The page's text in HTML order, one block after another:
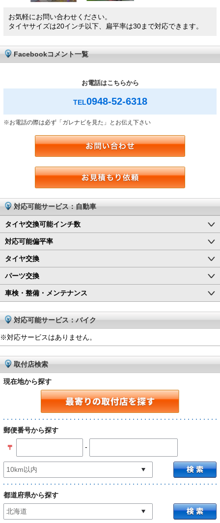
お気軽にお問い合わせください。
タイヤサイズは20インチ以下、扁平率は30まで対応できます。
Facebookコメント一覧
お電話はこちらから
TEL0948-52-6318
※お電話の際は必ず「ガレナビを見た」とお伝え下さい
対応可能サービス：自動車
タイヤ交換可能インチ数
対応可能偏平率
タイヤ交換
パーツ交換
車検・整備・メンテナンス
対応可能サービス：バイク
※対応サービスはありません。
取付店検索
現在地から探す
郵便番号から探す
〒 -
都道府県から探す